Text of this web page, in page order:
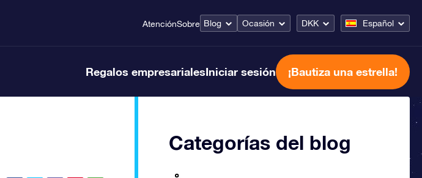
AtenciónSobre Blog Ocasión DKK Español
Regalos empresarialesIniciar sesión ¡Bautiza una estrella!
Categorías del blog